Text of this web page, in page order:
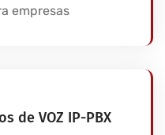
empresas
de VOZ IP-PBX